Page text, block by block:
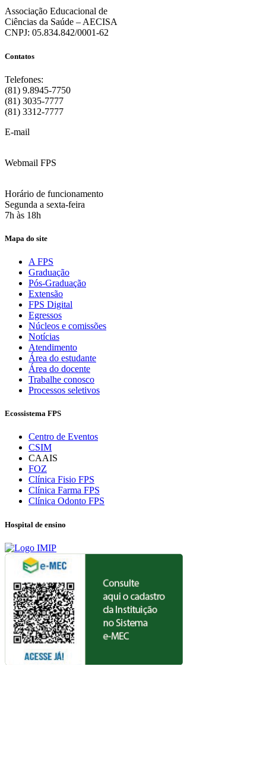
Associação Educacional de
Ciências da Saúde – AECISA
CNPJ: 05.834.842/0001-62
Contatos
Telefones:
(81) 9.8945-7750
(81) 3035-7777
(81) 3312-7777
E-mail
Webmail FPS
Horário de funcionamento
Segunda a sexta-feira
7h às 18h
Mapa do site
A FPS
Graduação
Pós-Graduação
Extensão
FPS Digital
Egressos
Núcleos e comissões
Notícias
Atendimento
Área do estudante
Área do docente
Trabalhe conosco
Processos seletivos
Ecossistema FPS
Centro de Eventos
CSIM
CAAIS
FOZ
Clínica Fisio FPS
Clínica Farma FPS
Clínica Odonto FPS
Hospital de ensino